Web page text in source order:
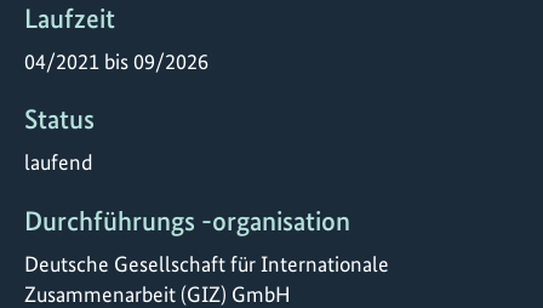
Laufzeit
04/2021 bis 09/2026
Status
laufend
Durchführungs -organisation
Deutsche Gesellschaft für Internationale
Zusammenarbeit (GIZ) GmbH